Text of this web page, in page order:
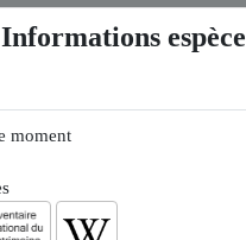
Informations espèce
moment